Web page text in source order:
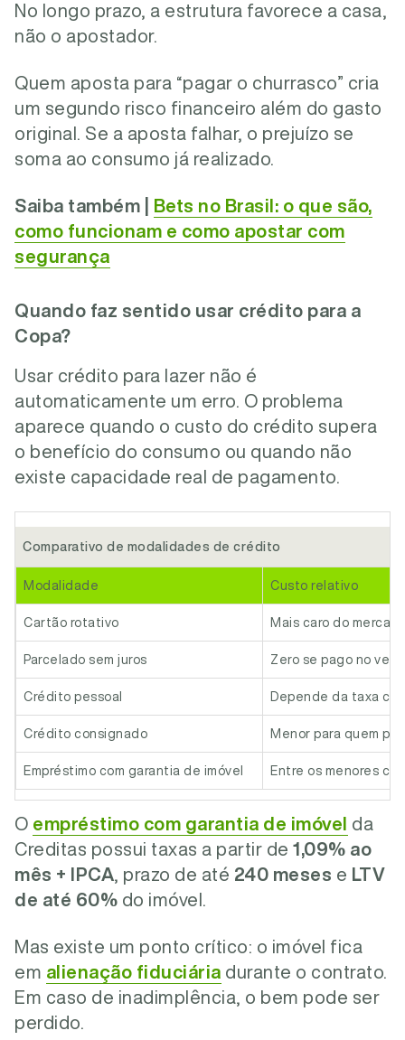
No longo prazo, a estrutura favorece a casa,
não o apostador.
Quem aposta para “pagar o churrasco” cria
um segundo risco financeiro além do gasto
original. Se a aposta falhar, o prejuízo se
soma ao consumo já realizado.
Saiba também |
Bets no Brasil: o que são,
como funcionam e como apostar com
segurança
Quando faz sentido usar crédito para a
Copa?
Usar crédito para lazer não é
automaticamente um erro. O problema
aparece quando o custo do crédito supera
o benefício do consumo ou quando não
existe capacidade real de pagamento.
Comparativo de modalidades de crédito
Modalidade Custo relativo
Cartão rotativo Mais caro do
Parcelado sem juros Zero se pago no
Crédito pessoal Depende da taxa
Crédito consignado Menor para quem
Empréstimo com garantia de imóvel Entre os menores
O empréstimo com garantia de imóvel da
Creditas possui taxas a partir de 1,09% ao
mês + IPCA , prazo de até 240 meses e LTV
de até 60% do imóvel.
Mas existe um ponto crítico: o imóvel fica
em alienação fiduciária durante o contrato.
Em caso de inadimplência, o bem pode ser
perdido.